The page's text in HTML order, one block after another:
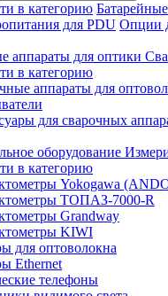
в категорию
для PDU Опции
в категорию
аппараты для
для сварочных
в категорию
Yokogawa
ТОПАЗ-7000-R
Grandway
KIWI
для оптоволокна
Ethernet
телефоны